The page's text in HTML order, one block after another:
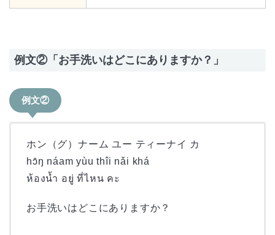
例文②「お手洗いはどこにありますか？」
例文②
ホン（グ）ナーム ユー ティーナイ カ
hɔ̂ŋ náam yùu thîi nǎi khá
ห้องน้ำ อยู่ ที่ไหน คะ
お手洗いはどこにありますか？